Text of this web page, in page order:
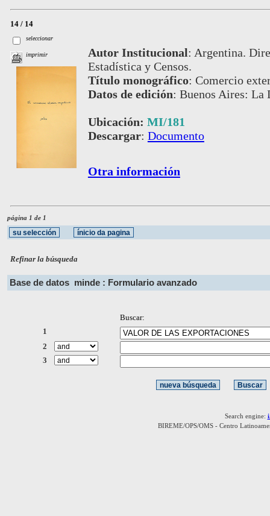
14 / 14
seleccionar
imprimir Autor Institucional: Argentina.
Estadística y Censos.
Título monográfico: Comercio
Datos de edición: Buenos Aires: La
Ubicación: MI/181
Descargar: Documento
Otra información
página 1 de 1
Refinar la búsqueda
Base de datos minde : Formulario avanzado
Buscar:
1
2
3
Search engine:
BIREME/OPS/OMS - Centro